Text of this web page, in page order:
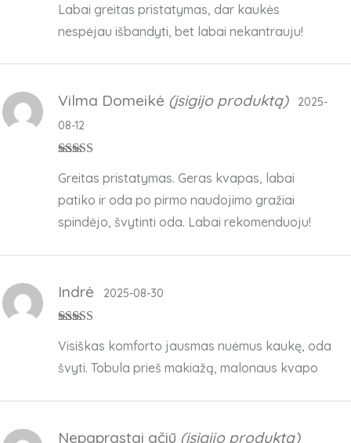
iš 5
Labai greitas pristatymas, dar kaukės
nespėjau išbandyti, bet labai nekantrauju!
iš 5
Vilma Domeikė (įsigijo produktą)
2025-
08-12
Greitas pristatymas. Geras kvapas, labai
patiko ir oda po pirmo naudojimo gražiai
spindėjo, švytinti oda. Labai rekomenduoju!
iš 5
Indrė 2025-08-30
Visiškas komforto jausmas nuėmus kaukę, oda
švyti. Tobula prieš makiažą, malonaus kvapo
Nepaprastai ačiū (įsigijo produktą)